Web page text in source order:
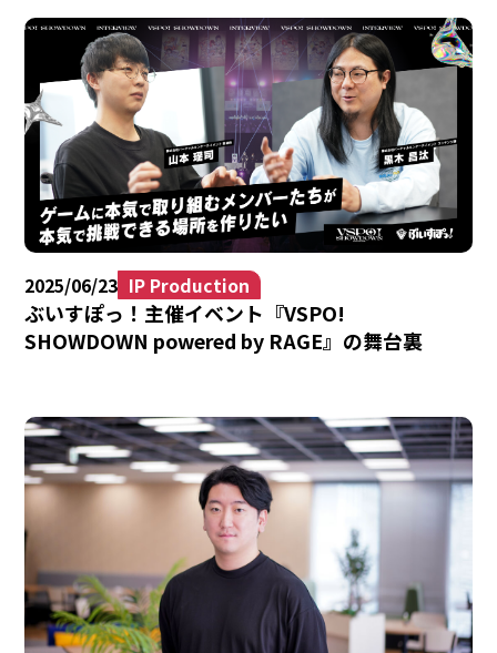
2025/06/23 IP Production
ぶいすぽっ！主催イベント『VSPO!
SHOWDOWN powered by RAGE』の舞台裏